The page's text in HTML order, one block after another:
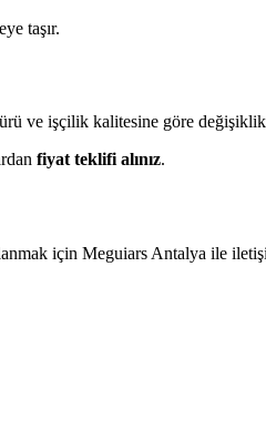
taşır.
ve işçilik kalitesine göre
fiyat teklifi alınız.
için Meguiars Antalya ile